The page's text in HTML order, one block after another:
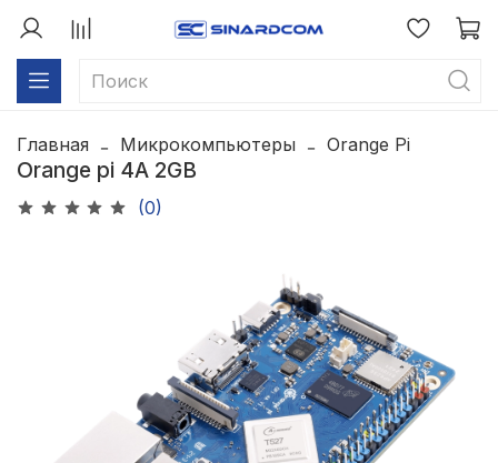
Главная Микрокомпьютеры Orange Pi
Orange pi 4A 2GB
(0)